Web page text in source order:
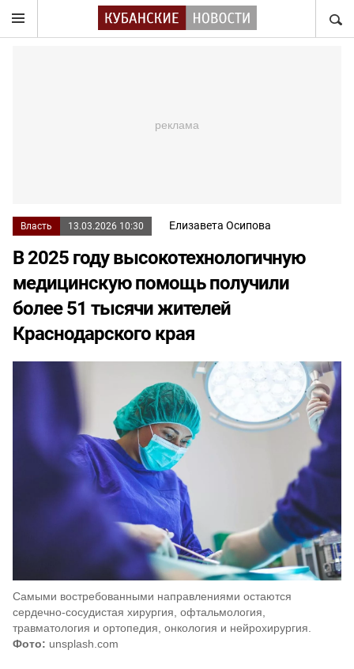
Власть 13.03.2026 10:30 Елизавета Осипова
В 2025 году высокотехнологичную
медицинскую помощь получили
более 51 тысячи жителей
Краснодарского края
Самыми востребованными направлениями остаются
сердечно-сосудистая хирургия, офтальмология,
травматология и ортопедия, онкология и нейрохирургия.
Фото: unsplash.com